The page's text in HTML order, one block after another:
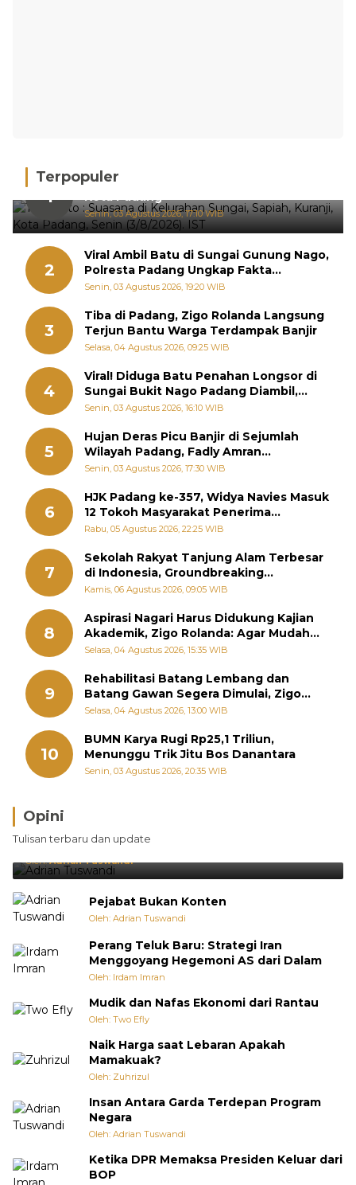
Terpopuler
1
Hujan Deras, 15 Titik Banjir Terdeteksi di
Kota Padang
Senin, 03 Agustus 2026, 17:10 WIB
2
Viral Ambil Batu di Sungai Gunung Nago,
Polresta Padang Ungkap Fakta
Sebenarnya
Senin, 03 Agustus 2026, 19:20 WIB
3
Tiba di Padang, Zigo Rolanda Langsung
Terjun Bantu Warga Terdampak Banjir
Selasa, 04 Agustus 2026, 09:25 WIB
4
Viral! Diduga Batu Penahan Longsor di
Sungai Bukit Nago Padang Diambil,
Warga Khawatir Bencana Terulang
Senin, 03 Agustus 2026, 16:10 WIB
5
Hujan Deras Picu Banjir di Sejumlah
Wilayah Padang, Fadly Amran
Perintahkan OPD Siaga
Senin, 03 Agustus 2026, 17:30 WIB
6
HJK Padang ke-357, Widya Navies Masuk
12 Tokoh Masyarakat Penerima
Penghargaan Pemko Padang
Rabu, 05 Agustus 2026, 22:25 WIB
7
Sekolah Rakyat Tanjung Alam Terbesar
di Indonesia, Groundbreaking
September
Kamis, 06 Agustus 2026, 09:05 WIB
8
Aspirasi Nagari Harus Didukung Kajian
Akademik, Zigo Rolanda: Agar Mudah
Diperjuangkan di Kementerian
Selasa, 04 Agustus 2026, 15:35 WIB
9
Rehabilitasi Batang Lembang dan
Batang Gawan Segera Dimulai, Zigo
Rolanda Pastikan Proyek Berjalan
Selasa, 04 Agustus 2026, 13:00 WIB
10
BUMN Karya Rugi Rp25,1 Triliun,
Menunggu Trik Jitu Bos Danantara
Senin, 03 Agustus 2026, 20:35 WIB
Opini
Tulisan terbaru dan update
Brasil Lebih Diunggulkan, tetapi Jepang Selalu
Punya Cara Membuat Kejutan
Oleh:Adrian Tuswandi
Pejabat Bukan Konten
Oleh: Adrian Tuswandi
Perang Teluk Baru: Strategi Iran
Menggoyang Hegemoni AS dari Dalam
Oleh: Irdam Imran
Mudik dan Nafas Ekonomi dari Rantau
Oleh: Two Efly
Naik Harga saat Lebaran Apakah
Mamakuak?
Oleh: Zuhrizul
Insan Antara Garda Terdepan Program
Negara
Oleh: Adrian Tuswandi
Ketika DPR Memaksa Presiden Keluar dari
BOP